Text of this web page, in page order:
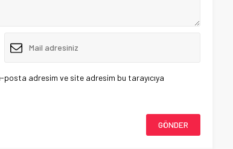
posta adresim ve site adresim bu tarayıcıya